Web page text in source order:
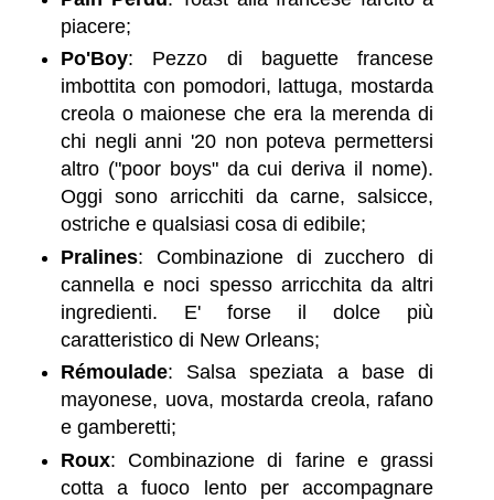
piacere;
Po'Boy: Pezzo di baguette francese
imbottita con pomodori, lattuga, mostarda
creola o maionese che era la merenda di
chi negli anni '20 non poteva permettersi
altro ("poor boys" da cui deriva il nome).
Oggi sono arricchiti da carne, salsicce,
ostriche e qualsiasi cosa di edibile;
Pralines: Combinazione di zucchero di
cannella e noci spesso arricchita da altri
ingredienti. E' forse il dolce più
caratteristico di New Orleans;
Rémoulade: Salsa speziata a base di
mayonese, uova, mostarda creola, rafano
e gamberetti;
Roux: Combinazione di farine e grassi
cotta a fuoco lento per accompagnare